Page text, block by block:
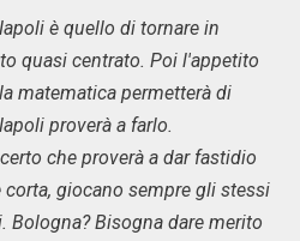
è quello di tornare in
quasi centrato. Poi l'appetito
matematica permetterà di
proverà a farlo.
che proverà a dar fastidio
giocano sempre gli stessi
Bologna? Bisogna dare merito